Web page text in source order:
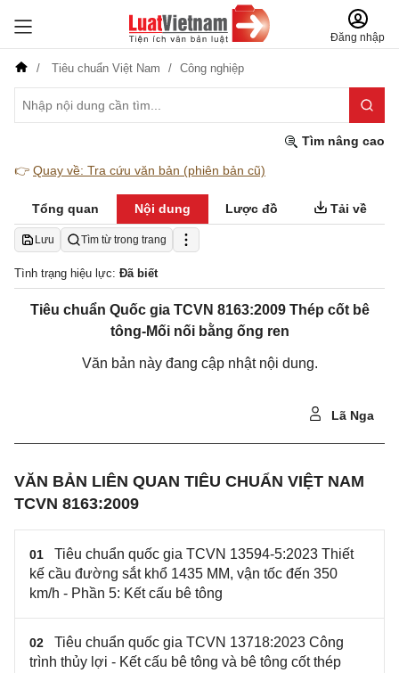
Đăng nhập
Tiêu chuẩn Việt Nam Công nghiệp
Tìm nâng cao
👉 Quay về: Tra cứu văn bản (phiên bản cũ)
Tổng quan Nội dung Lược đồ Tải về
Lưu Tìm từ trong trang
Tình trạng hiệu lực: Đã biết
Tiêu chuẩn Quốc gia TCVN 8163:2009 Thép cốt bê
tông-Mối nối bằng ống ren
Văn bản này đang cập nhật nội dung.
Lã Nga
VĂN BẢN LIÊN QUAN TIÊU CHUẨN VIỆT NAM
TCVN 8163:2009
01
Tiêu chuẩn quốc gia TCVN 13594-5:2023 Thiết
kế cầu đường sắt khổ 1435 MM, vận tốc đến 350
km/h - Phần 5: Kết cấu bê tông
02
Tiêu chuẩn quốc gia TCVN 13718:2023 Công
trình thủy lợi - Kết cấu bê tông và bê tông cốt thép